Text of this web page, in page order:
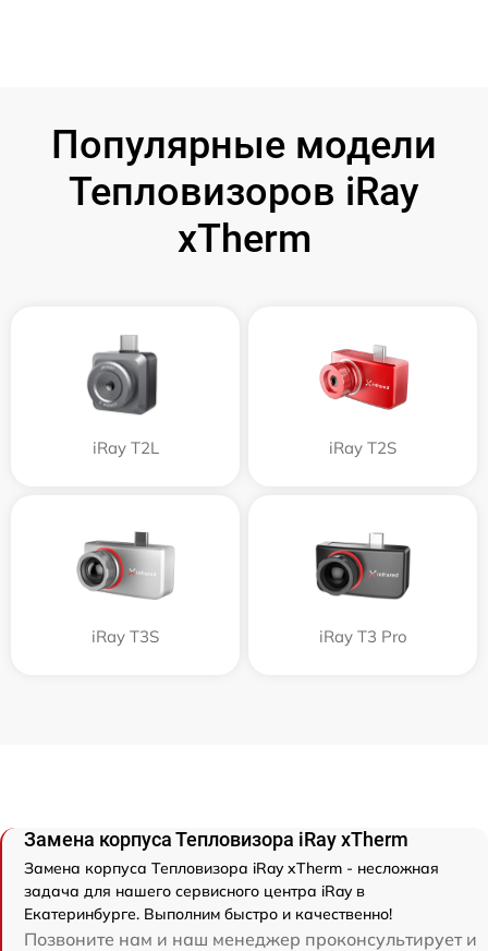
Популярные модели
Тепловизоров iRay
xTherm
iRay T2L iRay T2S
iRay T3S iRay T3 Pro
Замена корпуса Тепловизора iRay xTherm
Замена корпуса Тепловизора iRay xTherm - несложная
задача для нашего сервисного центра iRay в
Екатеринбурге. Выполним быстро и качественно!
Позвоните нам и наш менеджер проконсультирует и